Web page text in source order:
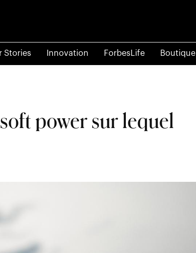
Stories Innovation ForbesLife Boutique
power sur lequel